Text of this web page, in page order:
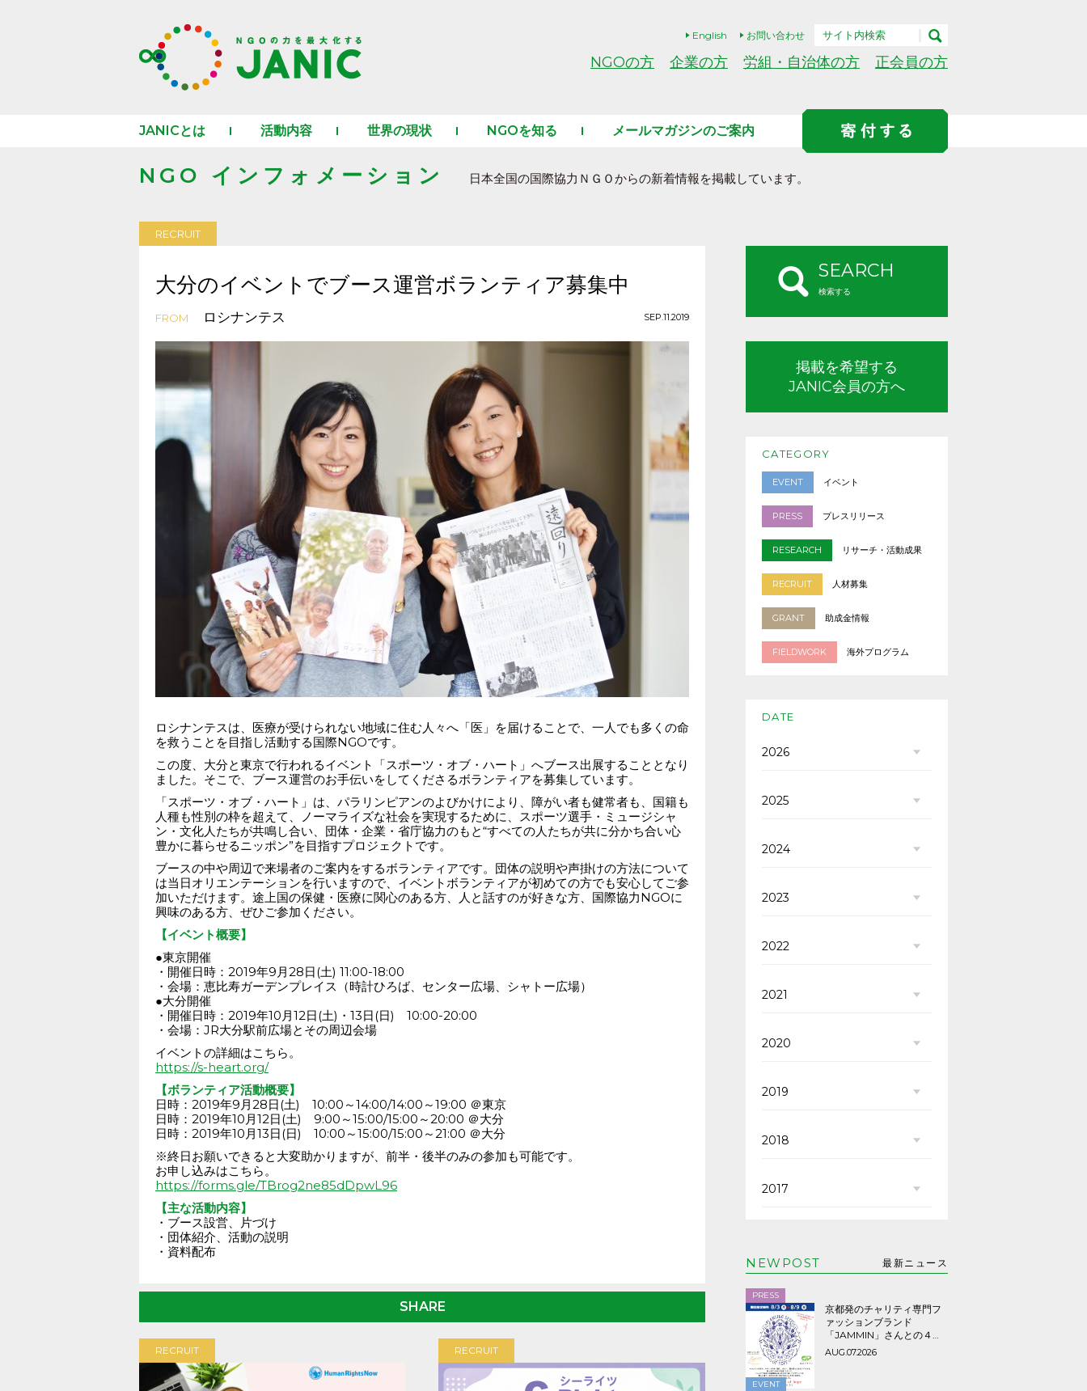
English お問い合わせ
NGOの方 企業の方 労組・自治体の方 正会員の方
JANICとは 活動内容 世界の現状 NGOを知る メールマガジンのご案内
NGO インフォメーション 日本全国の国際協力ＮＧＯからの新着情報を掲載しています。
RECRUIT
大分のイベントでブース運営ボランティア募集中
FROM ロシナンテス SEP.11.2019
ロシナンテスは、医療が受けられない地域に住む人々へ「医」を届けることで、一人でも多くの命
を救うことを目指し活動する国際NGOです。
この度、大分と東京で行われるイベント「スポーツ・オブ・ハート」へブース出展することとなり
ました。そこで、ブース運営のお手伝いをしてくださるボランティアを募集しています。
「スポーツ・オブ・ハート」は、パラリンピアンのよびかけにより、障がい者も健常者も、国籍も
人種も性別の枠を超えて、ノーマライズな社会を実現するために、スポーツ選手・ミュージシャ
ン・文化人たちが共鳴し合い、団体・企業・省庁協力のもと“すべての人たちが共に分かち合い心
豊かに暮らせるニッポン”を目指すプロジェクトです。
ブースの中や周辺で来場者のご案内をするボランティアです。団体の説明や声掛けの方法について
は当日オリエンテーションを行いますので、イベントボランティアが初めての方でも安心してご参
加いただけます。途上国の保健・医療に関心のある方、人と話すのが好きな方、国際協力NGOに
興味のある方、ぜひご参加ください。
【イベント概要】
●東京開催
・開催日時：2019年9月28日(土) 11:00-18:00
・会場：恵比寿ガーデンプレイス（時計ひろば、センター広場、シャトー広場）
●大分開催
・開催日時：2019年10月12日(土)・13日(日) 10:00-20:00
・会場：JR大分駅前広場とその周辺会場
イベントの詳細はこちら。
https://s-heart.org/
【ボランティア活動概要】
日時：2019年9月28日(土) 10:00～14:00/14:00～19:00 ＠東京
日時：2019年10月12日(土) 9:00～15:00/15:00～20:00 ＠大分
日時：2019年10月13日(日) 10:00～15:00/15:00～21:00 ＠大分
※終日お願いできると大変助かりますが、前半・後半のみの参加も可能です。
お申し込みはこちら。
https://forms.gle/TBrog2ne85dDpwL96
【主な活動内容】
・ブース設営、片づけ
・団体紹介、活動の説明
・資料配布
SHARE
RECRUIT RECRUIT
SEARCH
検索する
掲載を希望する
JANIC会員の方へ
CATEGORY
EVENT イベント
PRESS プレスリリース
RESEARCH リサーチ・活動成果
RECRUIT 人材募集
GRANT 助成金情報
FIELDWORK 海外プログラム
DATE
2026
2025
2024
2023
2022
2021
2020
2019
2018
2017
NEWPOST 最新ニュース
PRESS
京都発のチャリティ専門フ
ァッションブランド
「JAMMIN」さんとの４年
ぶり３回目のコラボTシャツ
AUG.07.2026
EVENT